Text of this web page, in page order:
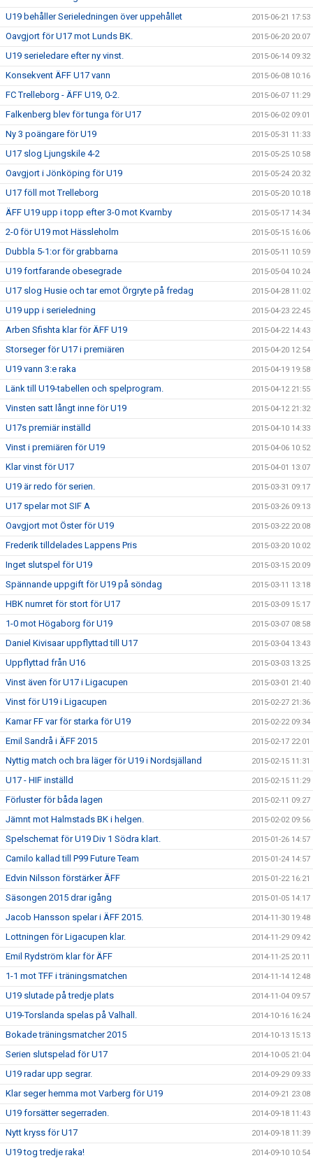
U19 behåller Serieledningen över uppehållet 2015-06-21 17:53
Oavgjort för U17 mot Lunds BK. 2015-06-20 20:07
U19 serieledare efter ny vinst. 2015-06-14 09:32
Konsekvent ÄFF U17 vann 2015-06-08 10:16
FC Trelleborg - ÄFF U19, 0-2. 2015-06-07 11:29
Falkenberg blev för tunga för U17 2015-06-02 09:01
Ny 3 poängare för U19 2015-05-31 11:33
U17 slog Ljungskile 4-2 2015-05-25 10:58
Oavgjort i Jönköping för U19 2015-05-24 20:32
U17 föll mot Trelleborg 2015-05-20 10:18
ÄFF U19 upp i topp efter 3-0 mot Kvarnby 2015-05-17 14:34
2-0 för U19 mot Hässleholm 2015-05-15 16:06
Dubbla 5-1:or för grabbarna 2015-05-11 10:59
U19 fortfarande obesegrade 2015-05-04 10:24
U17 slog Husie och tar emot Örgryte på fredag 2015-04-28 11:02
U19 upp i serieledning 2015-04-23 22:45
Arben Sfishta klar för ÄFF U19 2015-04-22 14:43
Storseger för U17 i premiären 2015-04-20 12:54
U19 vann 3:e raka 2015-04-19 19:58
Länk till U19-tabellen och spelprogram. 2015-04-12 21:55
Vinsten satt långt inne för U19 2015-04-12 21:32
U17s premiär inställd 2015-04-10 14:33
Vinst i premiären för U19 2015-04-06 10:52
Klar vinst för U17 2015-04-01 13:07
U19 är redo för serien. 2015-03-31 09:17
U17 spelar mot SIF A 2015-03-26 09:13
Oavgjort mot Öster för U19 2015-03-22 20:08
Frederik tilldelades Lappens Pris 2015-03-20 10:02
Inget slutspel för U19 2015-03-15 20:09
Spännande uppgift för U19 på söndag 2015-03-11 13:18
HBK numret för stort för U17 2015-03-09 15:17
1-0 mot Högaborg för U19 2015-03-07 08:58
Daniel Kivisaar uppflyttad till U17 2015-03-04 13:43
Uppflyttad från U16 2015-03-03 13:25
Vinst även för U17 i Ligacupen 2015-03-01 21:40
Vinst för U19 i Ligacupen 2015-02-27 21:36
Kamar FF var för starka för U19 2015-02-22 09:34
Emil Sandrå i ÄFF 2015 2015-02-17 22:01
Nyttig match och bra läger för U19 i Nordsjälland 2015-02-15 11:31
U17 - HIF inställd 2015-02-15 11:29
Förluster för båda lagen 2015-02-11 09:27
Jämnt mot Halmstads BK i helgen. 2015-02-02 09:56
Spelschemat för U19 Div 1 Södra klart. 2015-01-26 14:57
Camilo kallad till P99 Future Team 2015-01-24 14:57
Edvin Nilsson förstärker ÄFF 2015-01-22 16:21
Säsongen 2015 drar igång 2015-01-05 14:17
Jacob Hansson spelar i ÄFF 2015. 2014-11-30 19:48
Lottningen för Ligacupen klar. 2014-11-29 09:42
Emil Rydström klar för ÄFF 2014-11-25 20:11
1-1 mot TFF i träningsmatchen 2014-11-14 12:48
U19 slutade på tredje plats 2014-11-04 09:57
U19-Torslanda spelas på Valhall. 2014-10-16 16:24
Bokade träningsmatcher 2015 2014-10-13 15:13
Serien slutspelad för U17 2014-10-05 21:04
U19 radar upp segrar. 2014-09-29 09:33
Klar seger hemma mot Varberg för U19 2014-09-21 23:08
U19 forsätter segerraden. 2014-09-18 11:43
Nytt kryss för U17 2014-09-18 11:39
U19 tog tredje raka! 2014-09-10 10:54